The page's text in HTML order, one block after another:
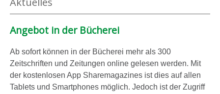
Angebot in der Bücherei
Ab sofort können in der Bücherei mehr als 300
Zeitschriften und Zeitungen online gelesen werden. Mit
der kostenlosen App Sharemagazines ist dies auf allen
Tablets und Smartphones möglich. Jedoch ist der Zugriff